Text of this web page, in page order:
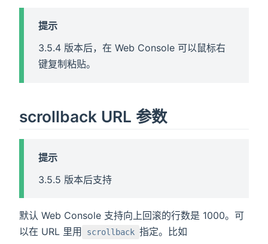
打开
提示
3.5.4 版本后，在 Web Console 可以鼠标右
键复制粘贴。
scrollback URL 参数
提示
3.5.5 版本后支持
默认 Web Console 支持向上回滚的行数是 1000。可
以在 URL 里用
scrollback 指定。比如